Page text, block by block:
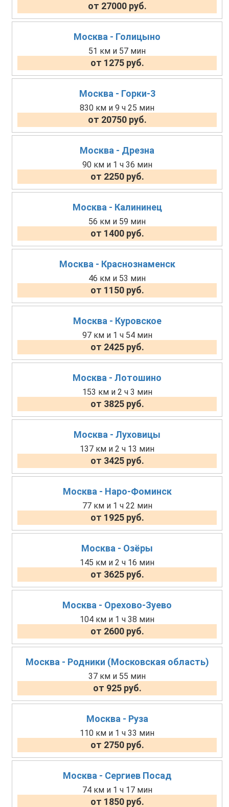
от 27000 руб.
Москва - Голицыно
51 км и 57 мин
от 1275 руб.
Москва - Горки-3
830 км и 9 ч 25 мин
от 20750 руб.
Москва - Дрезна
90 км и 1 ч 36 мин
от 2250 руб.
Москва - Калининец
56 км и 59 мин
от 1400 руб.
Москва - Краснознаменск
46 км и 53 мин
от 1150 руб.
Москва - Куровское
97 км и 1 ч 54 мин
от 2425 руб.
Москва - Лотошино
153 км и 2 ч 3 мин
от 3825 руб.
Москва - Луховицы
137 км и 2 ч 13 мин
от 3425 руб.
Москва - Наро-Фоминск
77 км и 1 ч 22 мин
от 1925 руб.
Москва - Озёры
145 км и 2 ч 16 мин
от 3625 руб.
Москва - Орехово-Зуево
104 км и 1 ч 38 мин
от 2600 руб.
Москва - Родники (Московская область)
37 км и 55 мин
от 925 руб.
Москва - Руза
110 км и 1 ч 33 мин
от 2750 руб.
Москва - Сергиев Посад
74 км и 1 ч 17 мин
от 1850 руб.